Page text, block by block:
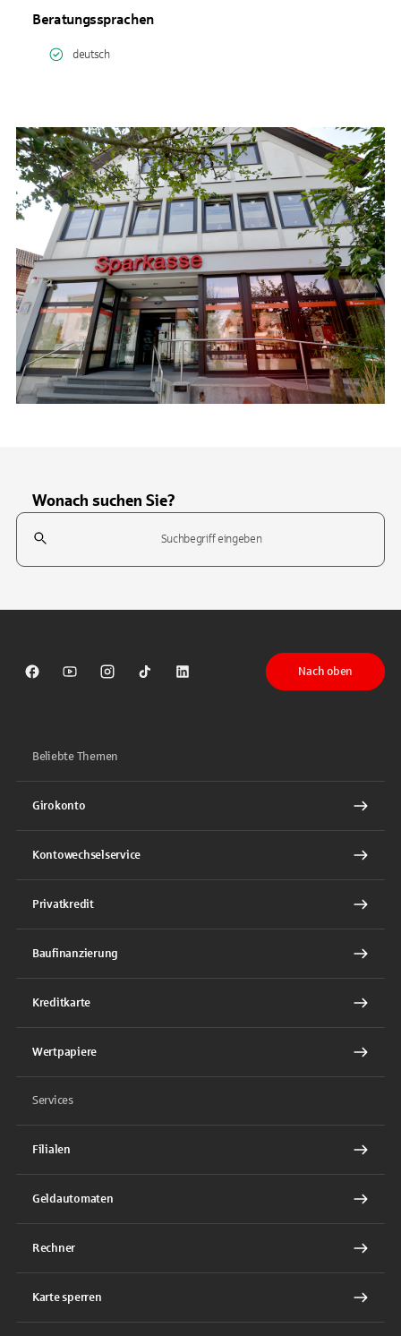
Beratungssprachen
deutsch
Wonach suchen Sie?
Suchfeld
Sparkasse auf Facebook
Sparkasse auf Youtube
Sparkasse auf Instagram
Sparkasse auf TikTok
Sparkasse auf LinkedIn
Nach oben
Beliebte Themen
Girokonto
Kontowechselservice
Privatkredit
Baufinanzierung
Kreditkarte
Wertpapiere
Services
Filialen
Geldautomaten
Rechner
Karte sperren